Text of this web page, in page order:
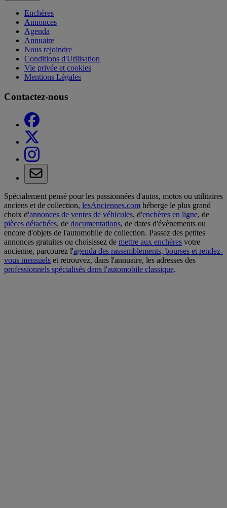
Enchères
Annonces
Agenda
Annuaire
Nous rejoindre
Conditions d'Utilisation
Vie privée et cookies
Mentions Légales
Contactez-nous
Spécialement pensé pour les passionnées d'autos, motos ou utilitaires
anciens et de collection, lesAnciennes.com héberge le plus grand
choix d'annonces de ventes de véhicules, d'enchères en ligne, de
pièces détachées, de documentations, de dates d'évènements ou
encore d'objets de l'automobile de collection. Passez des petites
annonces gratuites ou choisissez de mettre aux enchères votre
ancienne, parcourez l'agenda des rassemblements, bourses et rendez-
vous mensuels et retrouvez, dans l'annuaire, les adresses des
professionnels spécialisés dans l'automobile classique.